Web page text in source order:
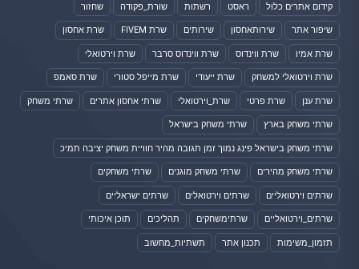
קידום אתרים כלול ראסט רשתות שורת_פקודה שחזור
שיפור אתר שירותאחסון שירותים שרת FIVEM שרת אחסון
שרת אמיו שרת ווינדוס שרת ווינדוס סרבר שרת וירטואלי
שרת וירטואלי למשחק שרת ייעודי שרת מייפל סטורי שרת סאמפ
שרת ענן שרת פרטי שרת_וירטואלי שרתי אחסון אתרים שרתי משחק
שרתי משחק בארץ שרתי משחק בישראל
שרתי משחק בישראל פינג נמוך זמן תגובה מהיר חוויית משחק יציבה תמיכ
שרתי משחק מהירים שרתי משחק מוגנים שרתי משחקים
שרתים וירטואליים שרתים וירטואלים שרתים ישראליים
שרתים_וירטואליים שרתימשחקים תהליכים תוכן איכותי
תזמון_משימות תכנון אתר תשתיות_מחשוב